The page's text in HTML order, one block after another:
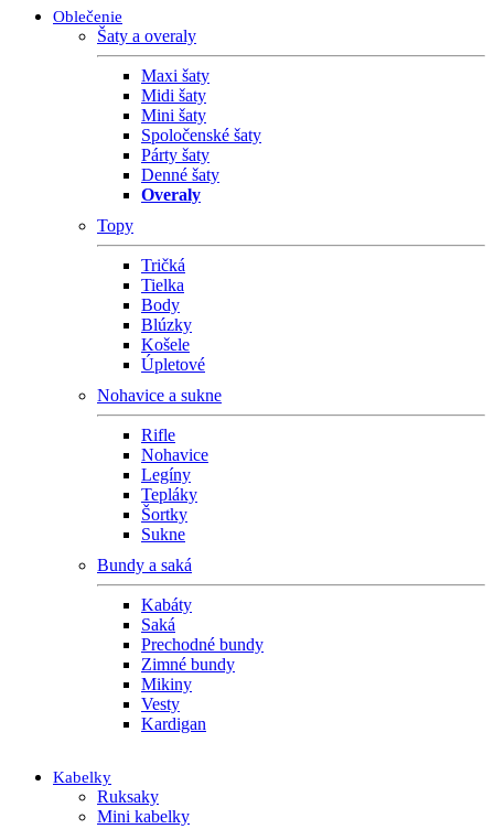
Oblečenie
Šaty a overaly
Maxi šaty
Midi šaty
Mini šaty
Spoločenské šaty
Párty šaty
Denné šaty
Overaly
Topy
Tričká
Tielka
Body
Blúzky
Košele
Úpletové
Nohavice a sukne
Rifle
Nohavice
Legíny
Tepláky
Šortky
Sukne
Bundy a saká
Kabáty
Saká
Prechodné bundy
Zimné bundy
Mikiny
Vesty
Kardigan
Kabelky
Ruksaky
Mini kabelky